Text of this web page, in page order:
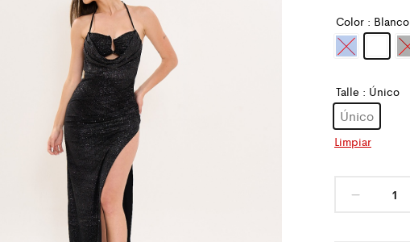
Color : Blanco
Talle : Único
Único
Limpiar